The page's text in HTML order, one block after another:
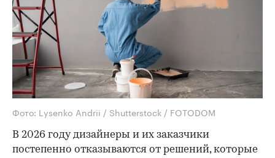
Фото: Lysenko Andrii / Shutterstock / FOTODOM
В 2026 году дизайнеры и их заказчики
постепенно отказываются от решений, которые